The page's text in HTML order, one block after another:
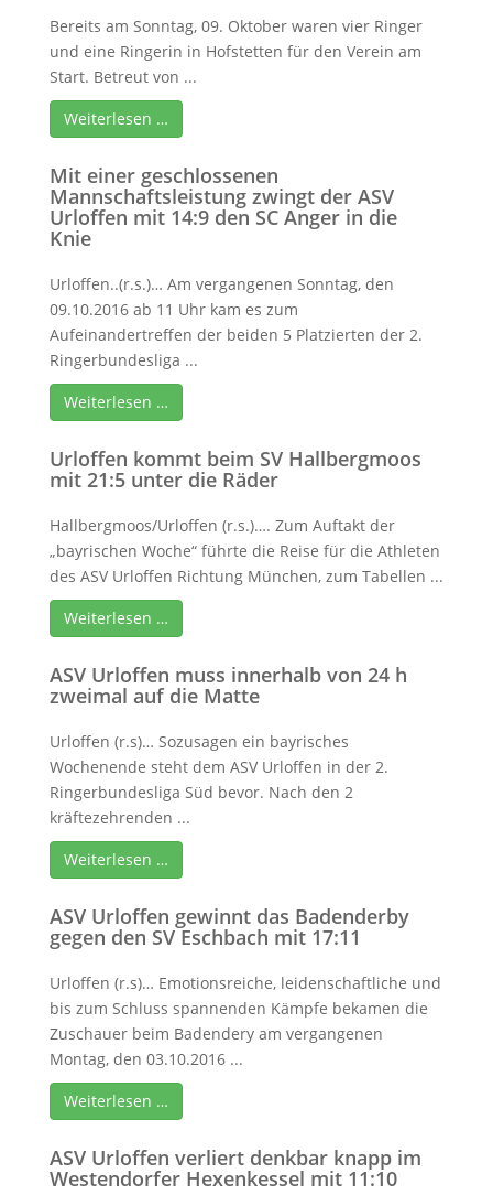
Bereits am Sonntag, 09. Oktober waren vier Ringer
und eine Ringerin in Hofstetten für den Verein am
Start. Betreut von ...
Weiterlesen …
Mit einer geschlossenen
Mannschaftsleistung zwingt der ASV
Urloffen mit 14:9 den SC Anger in die
Knie
Urloffen..(r.s.)… Am vergangenen Sonntag, den
09.10.2016 ab 11 Uhr kam es zum
Aufeinandertreffen der beiden 5 Platzierten der 2.
Ringerbundesliga ...
Weiterlesen …
Urloffen kommt beim SV Hallbergmoos
mit 21:5 unter die Räder
Hallbergmoos/Urloffen (r.s.)…. Zum Auftakt der
„bayrischen Woche“ führte die Reise für die Athleten
des ASV Urloffen Richtung München, zum Tabellen ...
Weiterlesen …
ASV Urloffen muss innerhalb von 24 h
zweimal auf die Matte
Urloffen (r.s)… Sozusagen ein bayrisches
Wochenende steht dem ASV Urloffen in der 2.
Ringerbundesliga Süd bevor. Nach den 2
kräftezehrenden ...
Weiterlesen …
ASV Urloffen gewinnt das Badenderby
gegen den SV Eschbach mit 17:11
Urloffen (r.s)… Emotionsreiche, leidenschaftliche und
bis zum Schluss spannenden Kämpfe bekamen die
Zuschauer beim Badendery am vergangenen
Montag, den 03.10.2016 ...
Weiterlesen …
ASV Urloffen verliert denkbar knapp im
Westendorfer Hexenkessel mit 11:10